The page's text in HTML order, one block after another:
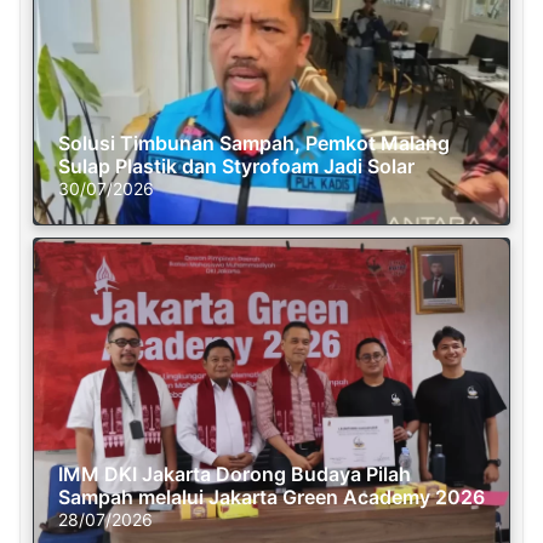
Solusi Timbunan Sampah, Pemkot Malang
Sulap Plastik dan Styrofoam Jadi Solar
30/07/2026
IMM DKI Jakarta Dorong Budaya Pilah
Sampah melalui Jakarta Green Academy 2026
28/07/2026